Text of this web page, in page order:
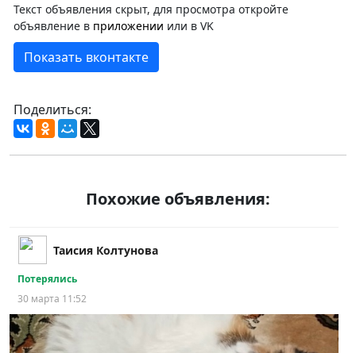
Текст объявления скрыт, для просмотра откройте
объявление в приложении или в VK
Показать вконтакте
Поделиться:
Похожие объявления:
Таисия Колтунова
Потерялись
30 марта 11:52